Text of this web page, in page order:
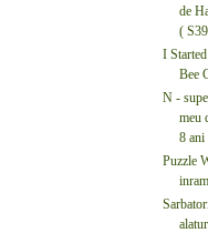
de
(
I
Bee
N -
meu
8 ani
Puzzle